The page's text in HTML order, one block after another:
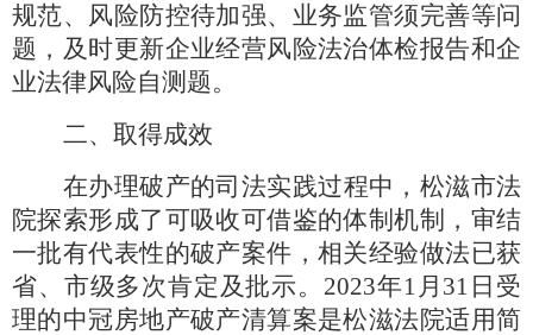
规范、风险防控待加强、业务监管须完善等问
题，及时更新企业经营风险法治体检报告和企
业法律风险自测题。
二、取得成效
在办理破产的司法实践过程中，松滋市法
院探索形成了可吸收可借鉴的体制机制，审结
一批有代表性的破产案件，相关经验做法已获
省、市级多次肯定及批示。 2023年1月31日受
理的中冠房地产破产清算案是松滋法院适用简